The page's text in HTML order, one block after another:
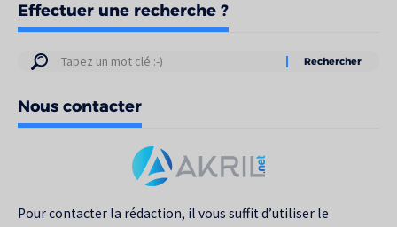
Effectuer une recherche ?
Résultats
votre
recherche
Nous contacter
Pour contacter la rédaction, il vous suffit d’utiliser le